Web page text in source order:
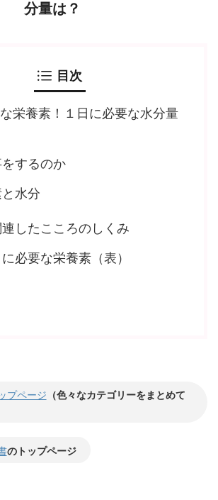
分量は？
目次
栄養素！１日に必要な水分量
するのか
水分
したこころのしくみ
必要な栄養素（表）
プページ （色々なカテゴリーをまとめて
のトップページ